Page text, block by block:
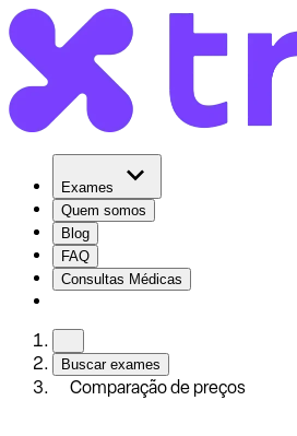
Exames
Quem somos
Blog
FAQ
Consultas Médicas
Buscar exames
Comparação de preços